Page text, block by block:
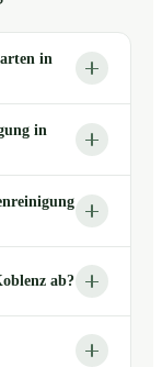
in
in
ab?